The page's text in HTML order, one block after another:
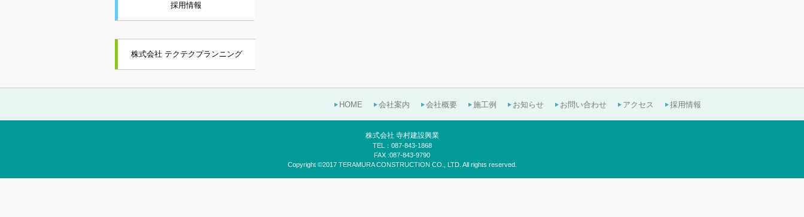
採用情報
株式会社 テクテクプランニング
HOME 会社案内 会社概要 施工例 お知らせ お問い合わせ アクセス 採用情報
株式会社 寺村建設興業
TEL：087-843-1868
FAX :087-843-9790
Copyright ©2017 TERAMURA CONSTRUCTION CO., LTD. All rights reserved.